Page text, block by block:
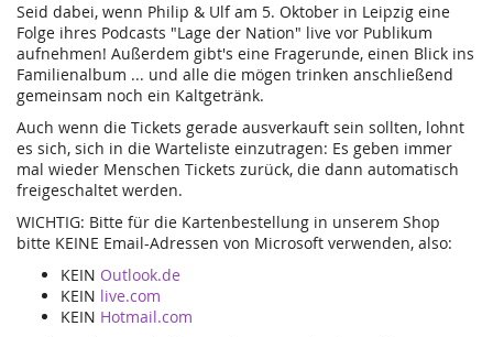
Seid dabei, wenn Philip & Ulf am 5. Oktober in Leipzig eine
Folge ihres Podcasts "Lage der Nation" live vor Publikum
aufnehmen! Außerdem gibt's eine Fragerunde, einen Blick ins
Familienalbum ... und alle die mögen trinken anschließend
gemeinsam noch ein Kaltgetränk.
Auch wenn die Tickets gerade ausverkauft sein sollten, lohnt
es sich, sich in die Warteliste einzutragen: Es geben immer
mal wieder Menschen Tickets zurück, die dann automatisch
freigeschaltet werden.
WICHTIG: Bitte für die Kartenbestellung in unserem Shop
bitte KEINE Email-Adressen von Microsoft verwenden, also:
KEIN Outlook.de
KEIN live.com
KEIN Hotmail.com